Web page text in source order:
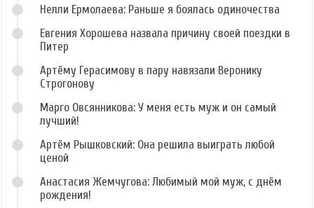
Нелли Ермолаева: Раньше я боялась одиночества
Евгения Хорошева назвала причину своей поездки в
Питер
Артёму Герасимову в пару навязали Веронику
Строгонову
Марго Овсянникова: У меня есть муж и он самый
лучший!
Артём Рышковский: Она решила выиграть любой
ценой
Анастасия Жемчугова: Любимый мой муж, с днём
рождения!